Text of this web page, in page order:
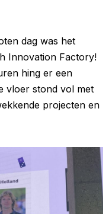
dag was het
Innovation Factory!
hing er een
vloer stond vol met
projecten en